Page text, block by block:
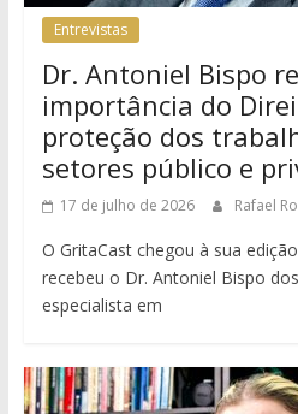
Entrevistas
Dr. Antoniel Bispo
importância do
proteção dos
setores público e
17 de julho de 2026 Rafael
O GritaCast chegou à sua
recebeu o Dr. Antoniel Bispo
especialista em